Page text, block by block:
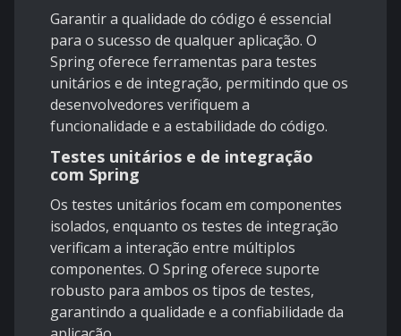
Garantir a qualidade do código é essencial
para o sucesso de qualquer aplicação. O
Spring oferece ferramentas para testes
unitários e de integração, permitindo que os
desenvolvedores verifiquem a
funcionalidade e a estabilidade do código.
Testes unitários e de integração
com Spring
Os testes unitários focam em componentes
isolados, enquanto os testes de integração
verificam a interação entre múltiplos
componentes. O Spring oferece suporte
robusto para ambos os tipos de testes,
garantindo a qualidade e a confiabilidade da